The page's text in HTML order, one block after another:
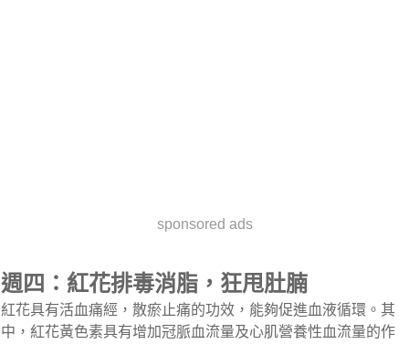
sponsored ads
週四：紅花排毒消脂，狂甩肚腩
紅花具有活血痛經，散瘀止痛的功效，能夠促進血液循環。其
中，紅花黃色素具有增加冠脈血流量及心肌營養性血流量的作